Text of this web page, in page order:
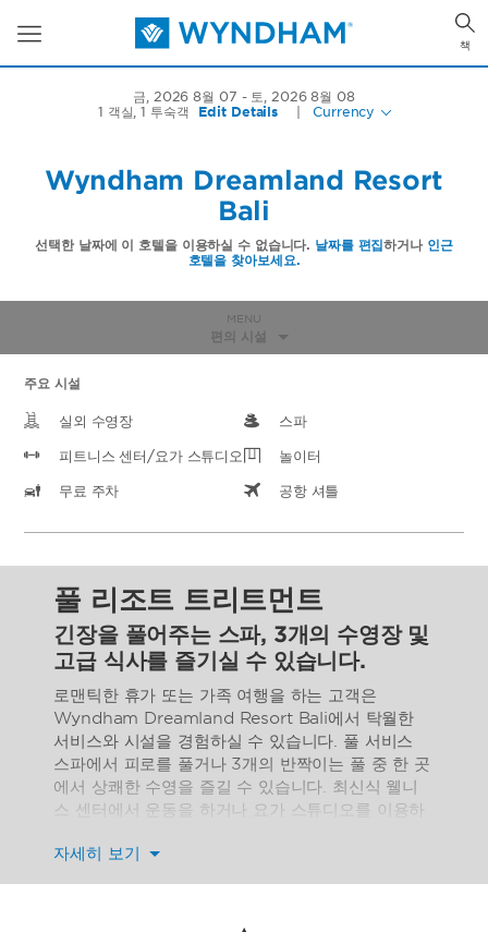
Toggle
navigation
책
금, 2026 8월 07
토, 2026 8월 08
1 객실,1 투숙객 Edit Details Currency
Wyndham Dreamland Resort
Bali
선택한 날짜에 이 호텔을 이용하실 수 없습니다. 날짜를 편집하거나 인근
호텔을 찾아보세요.
MENU
편의 시설
주요 시설
실외 수영장 스파
피트니스 센터/요가 스튜디오 놀이터
무료 주차 공항 셔틀
풀 리조트 트리트먼트
긴장을 풀어주는 스파, 3개의 수영장 및
고급 식사를 즐기실 수 있습니다.
로맨틱한 휴가 또는 가족 여행을 하는 고객은
Wyndham Dreamland Resort Bali에서 탁월한
서비스와 시설을 경험하실 수 있습니다. 풀 서비스
스파에서 피로를 풀거나 3개의 반짝이는 풀 중 한 곳
에서 상쾌한 수영을 즐길 수 있습니다. 최신식 웰니
스 센터에서 운동을 하거나 요가 스튜디오를 이용하
카페, 라운지 바, 고급 레스토랑에서는 맛있는 요리와
자세히 보기